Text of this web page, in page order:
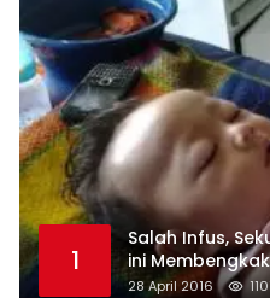
1
Salah Infus,
ini Membengkak
28 April 2016